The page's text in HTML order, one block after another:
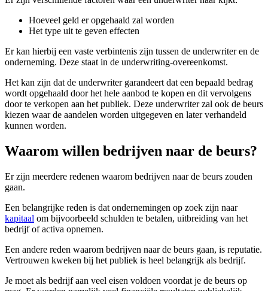
Hoeveel geld er opgehaald zal worden
Het type uit te geven effecten
Er kan hierbij een vaste verbintenis zijn tussen de underwriter en de
onderneming. Deze staat in de underwriting-overeenkomst.
Het kan zijn dat de underwriter garandeert dat een bepaald bedrag
wordt opgehaald door het hele aanbod te kopen en dit vervolgens
door te verkopen aan het publiek. Deze underwriter zal ook de beurs
kiezen waar de aandelen worden uitgegeven en later verhandeld
kunnen worden.
Waarom willen bedrijven naar de beurs?
Er zijn meerdere redenen waarom bedrijven naar de beurs zouden
gaan.
Een belangrijke reden is dat ondernemingen op zoek zijn naar
kapitaal om bijvoorbeeld schulden te betalen, uitbreiding van het
bedrijf of activa opnemen.
Een andere reden waarom bedrijven naar de beurs gaan, is reputatie.
Vertrouwen kweken bij het publiek is heel belangrijk als bedrijf.
Je moet als bedrijf aan veel eisen voldoen voordat je de beurs op